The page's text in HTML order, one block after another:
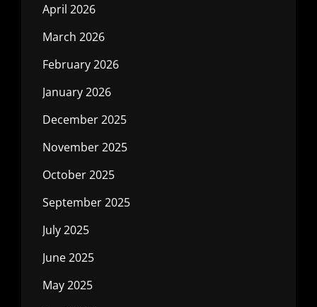
April 2026
March 2026
February 2026
January 2026
December 2025
November 2025
October 2025
September 2025
July 2025
June 2025
May 2025